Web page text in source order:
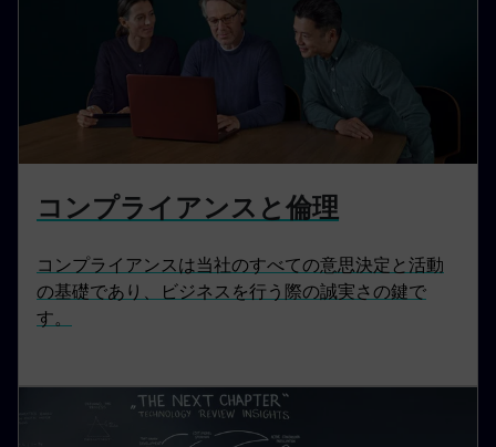
コンプライアンスと倫理
コンプライアンスは当社のすべての意思決定と活動
の基礎であり、ビジネスを行う際の誠実さの鍵で
す。